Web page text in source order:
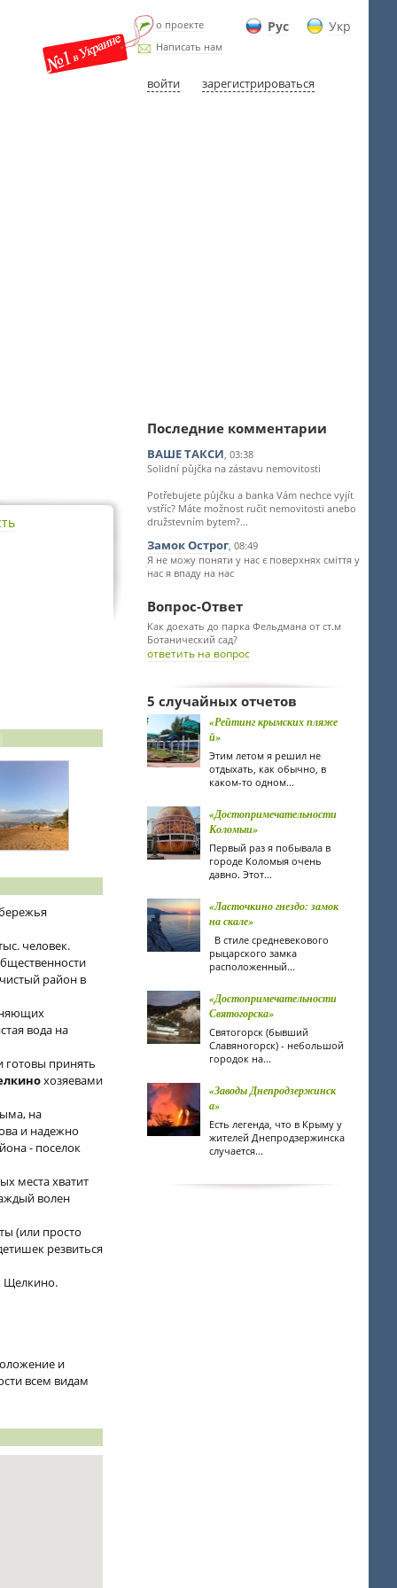
Рус Укр
о проекте
Написать нам
войти зарегистрироваться
человек.
район в
вода на
готовы принять
хозяевами
на
и надежно
- поселок
места хватит
волен
(или просто
резвиться
Щелкино.
и
всем видам
Последние комментарии
ВАШЕ ТАКСИ, 03:38
Solidní půjčka na zástavu nemovitosti
Potřebujete půjčku a banka Vám nechce vyjít
vstříc? Máte možnost ručit nemovitosti anebo
družstevním bytem?...
Замок Острог, 08:49
Я не можу поняти у нас є поверхнях сміття у
нас я впаду на нас
Вопрос-Ответ
Как доехать до парка Фельдмана от ст.м
Ботанический сад?
ответить на вопрос
5 случайных отчетов
«Рейтинг крымских пляже
й»
Этим летом я решил не
отдыхать, как обычно, в
каком-то одном...
«Достопримечательности
Коломыи»
Первый раз я побывала в
городе Коломыя очень
давно. Этот...
«Ласточкино гнездо: замок
на скале»
В стиле средневекового
рыцарского замка
расположенный...
«Достопримечательности
Святогорска»
Святогорск (бывший
Славяногорск) - небольшой
городок на...
«Заводы Днепродзержинск
а»
Есть легенда, что в Крыму у
жителей Днепродзержинска
случается...